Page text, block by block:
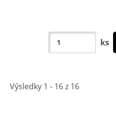
ks
Výsledky 1 - 16 z 16